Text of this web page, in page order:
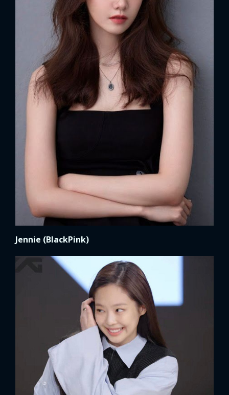
Jennie (BlackPink)